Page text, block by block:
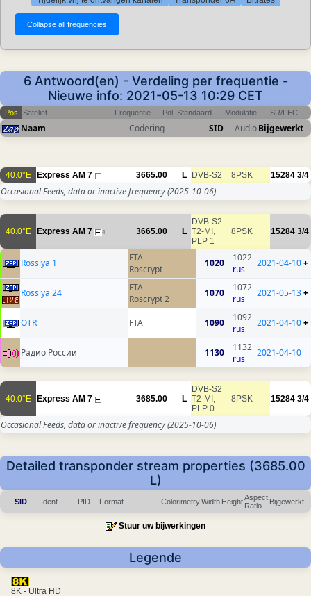
6 Antwoord(en) - Verdeling per frequentie -
Nieuwe info: 2021-05-13 10:29 CET
Pos Sateliet Frequentie Pol Standaard Modulatie SR/FEC
Naam Codering SID AudioBijgewerkt
40.0°E Express AM 7 3665.00 L DVB-S2 8PSK 15284 3/4
Occasional Feeds, data or inactive frequency(2025-10-06)
40.0°E Express AM 7 4 3665.00 L
DVB-S2
T2-MI,
PLP 1
8PSK 15284 3/4
Rossiya 1
FTA
Roscrypt
1020
1022
rus
2021-04-10+
Rossiya 24
FTA
Roscrypt 2
1070
1072
rus
2021-05-13+
OTR FTA 1090
1092
rus
2021-04-10+
Радио России 1130
1132
rus
2021-04-10
40.0°E Express AM 7 3685.00 L
DVB-S2
T2-MI,
PLP 0
8PSK 15284 3/4
Occasional Feeds, data or inactive frequency(2025-10-06)
Detailed transponder stream properties (3685.00
L)
SID Ident. PID Format ColorimetryWidth HeightAspect
Ratio
Bijgewerkt
Stuur uw bijwerkingen
Legende
8K - Ultra HD